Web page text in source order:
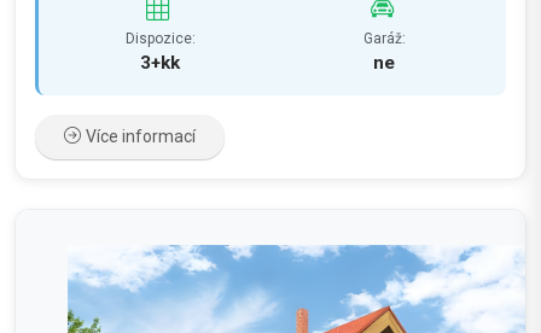
Dispozice:
3+kk
Garáž:
ne
Více informací